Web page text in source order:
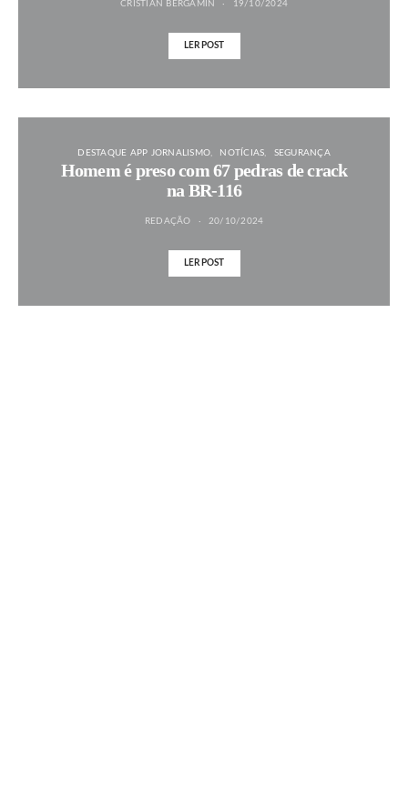
CRISTIAN BERGAMIN 19/10/2024
LER POST
DESTAQUE APP JORNALISMO NOTÍCIAS SEGURANÇA
Homem é preso com 67 pedras de crack
na BR-116
REDAÇÃO 20/10/2024
LER POST